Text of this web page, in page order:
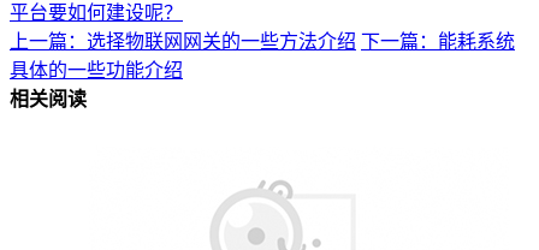
平台要如何建设呢？
上一篇：选择物联网网关的一些方法介绍 下一篇：能耗系统
具体的一些功能介绍
相关阅读